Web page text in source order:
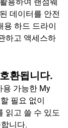
데이터를 안전
용 하드 드라이
하고 액세스하
환됩니다.
용 가능한 My
필요 없이
읽고 쓸 수 있도
니다.